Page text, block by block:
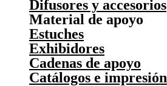
Difusores y accesorios
Material de apoyo
Estuches
Exhibidores
Cadenas de apoyo
Catálogos e impresión